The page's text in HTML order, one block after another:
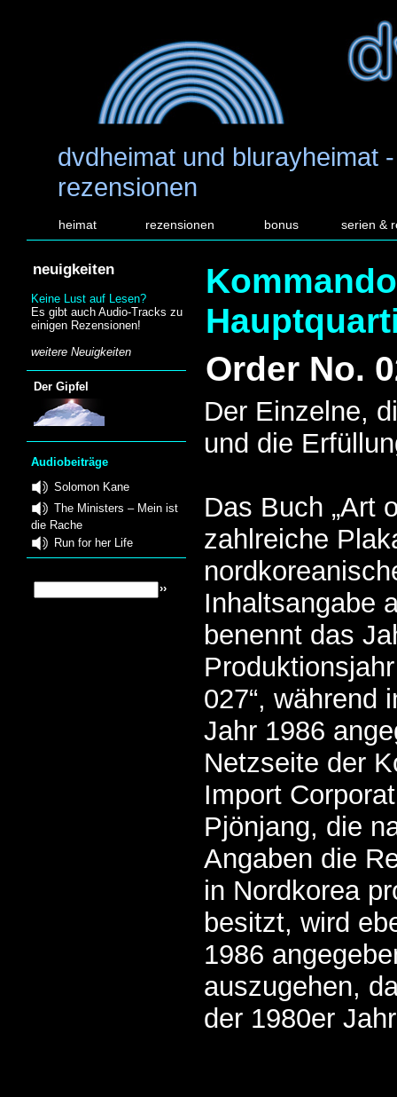
dvdheimat und blurayheimat
rezensionen
heimat rezensionen bonus serien &
neuigkeiten
Keine Lust auf Lesen?
Es gibt auch Audio-Tracks zu
einigen Rezensionen!
weitere Neuigkeiten
Der Gipfel
Audiobeiträge
Solomon Kane
The Ministers – Mein ist
die Rache
Run for her Life
Kommando
Order No.
Der Einzelne,
und die
Das Buch „Art
zahlreiche
Inhaltsangabe
benennt das
027“, während
Jahr 1986
Netzseite der
Import
Pjönjang, die
Angaben die
in Nordkorea
besitzt, wird
1986
auszugehen,
der 1980er